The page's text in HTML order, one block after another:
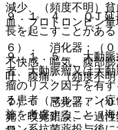
９．１．４． ＱＴ延
長を起こすことがあ
９．１．５． 大動脈
者、大動脈瘤又は大
瘤のリスク因子を有
る患者（マルファン
施を考慮すること（
減少、（頻度不明）
血、プロトロンビン
６）． 消化器：（０
不快感、嘔気、腹部
吐、腹痛、（頻度不
７）． 感覚器：（０
覚、嗅覚錯誤、一過